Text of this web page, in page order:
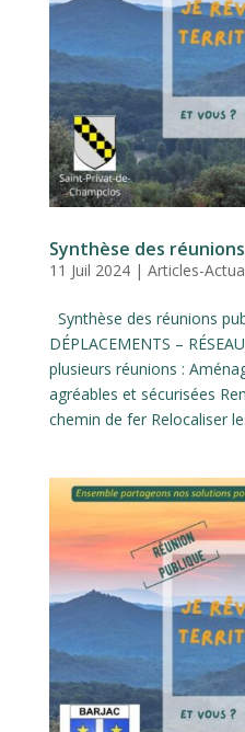
Synthèse des
11 Juil 2024| Articles-
Synthèse des réunions
DÉPLACEMENTS –
plusieurs réunions :
agréables et sécurisées
chemin de fer Relocaliser